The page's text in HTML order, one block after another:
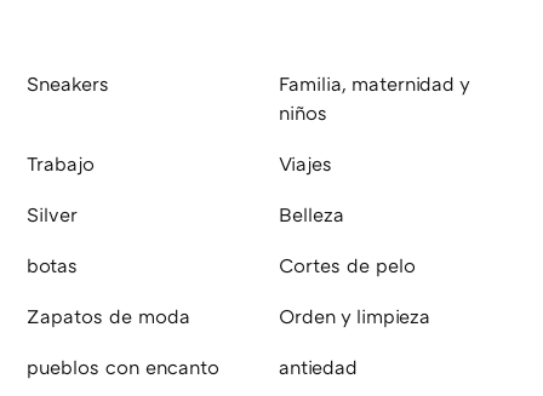
Sneakers
Familia, maternidad y
niños
Trabajo Viajes
Silver Belleza
botas Cortes de pelo
Zapatos de moda Orden y limpieza
pueblos con encanto antiedad